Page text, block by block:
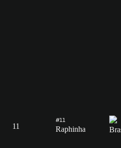
11
#11
Raphinha